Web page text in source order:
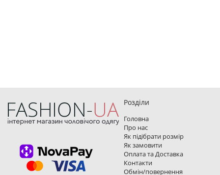
Розділи
Головна
Про нас
Як підібрати розмір
Як замовити
Оплата та Доставка
Контакти
Обмін/повернення